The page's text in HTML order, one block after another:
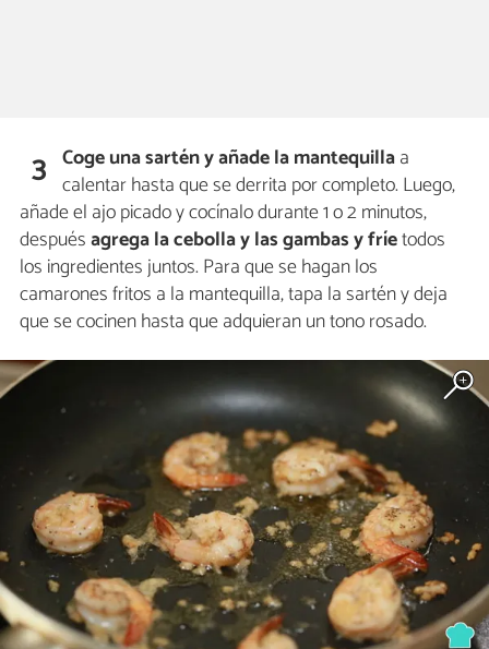
3 Coge una sartén y añadela mantequillaa
calentar hasta que se derrita por completo. Luego,
añade el ajo picado y cocínalo durante 1 o 2 minutos,
despuésagrega la cebolla y las gambas y fríetodos
los ingredientes juntos. Para que se hagan los
camarones fritos a la mantequilla, tapa la sartén y deja
que se cocinen hasta que adquieran un tono rosado.